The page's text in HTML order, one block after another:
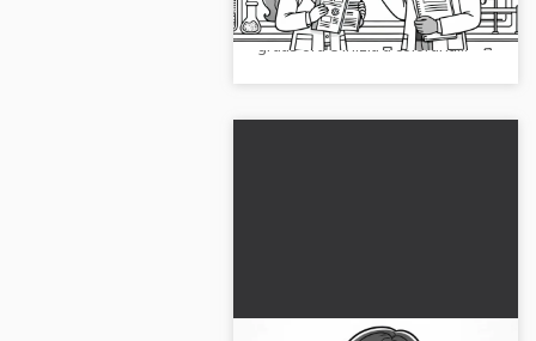
presenta la sua ricerca! Scaricala
gratis ora e inizia a colorarla...